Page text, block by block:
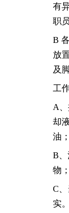
有
职
B
放
及
工
A
却
油；
B
物；
C
实。